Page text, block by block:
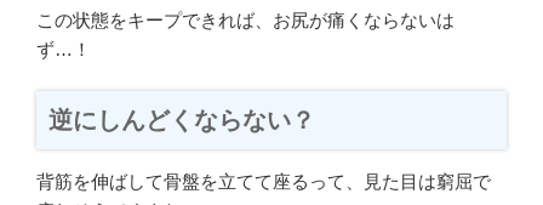
この状態をキープできれば、お尻が痛くならないは
ず…！
逆にしんどくならない？
背筋を伸ばして骨盤を立てて座るって、見た目は窮屈で